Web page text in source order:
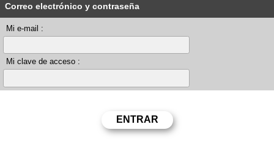
Correo electrónico y contraseña
Mi e-mail :
Mi clave de acceso :